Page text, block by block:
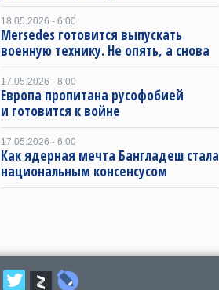
18.05.2026 - 6:00
Mersedes готовится выпускать
военную технику. Не опять, а снова
17.05.2026 - 8:00
Европа пропитана русофобией
и готовится к войне
17.05.2026 - 6:00
Как ядерная мечта Бангладеш стала
национальным консенсусом